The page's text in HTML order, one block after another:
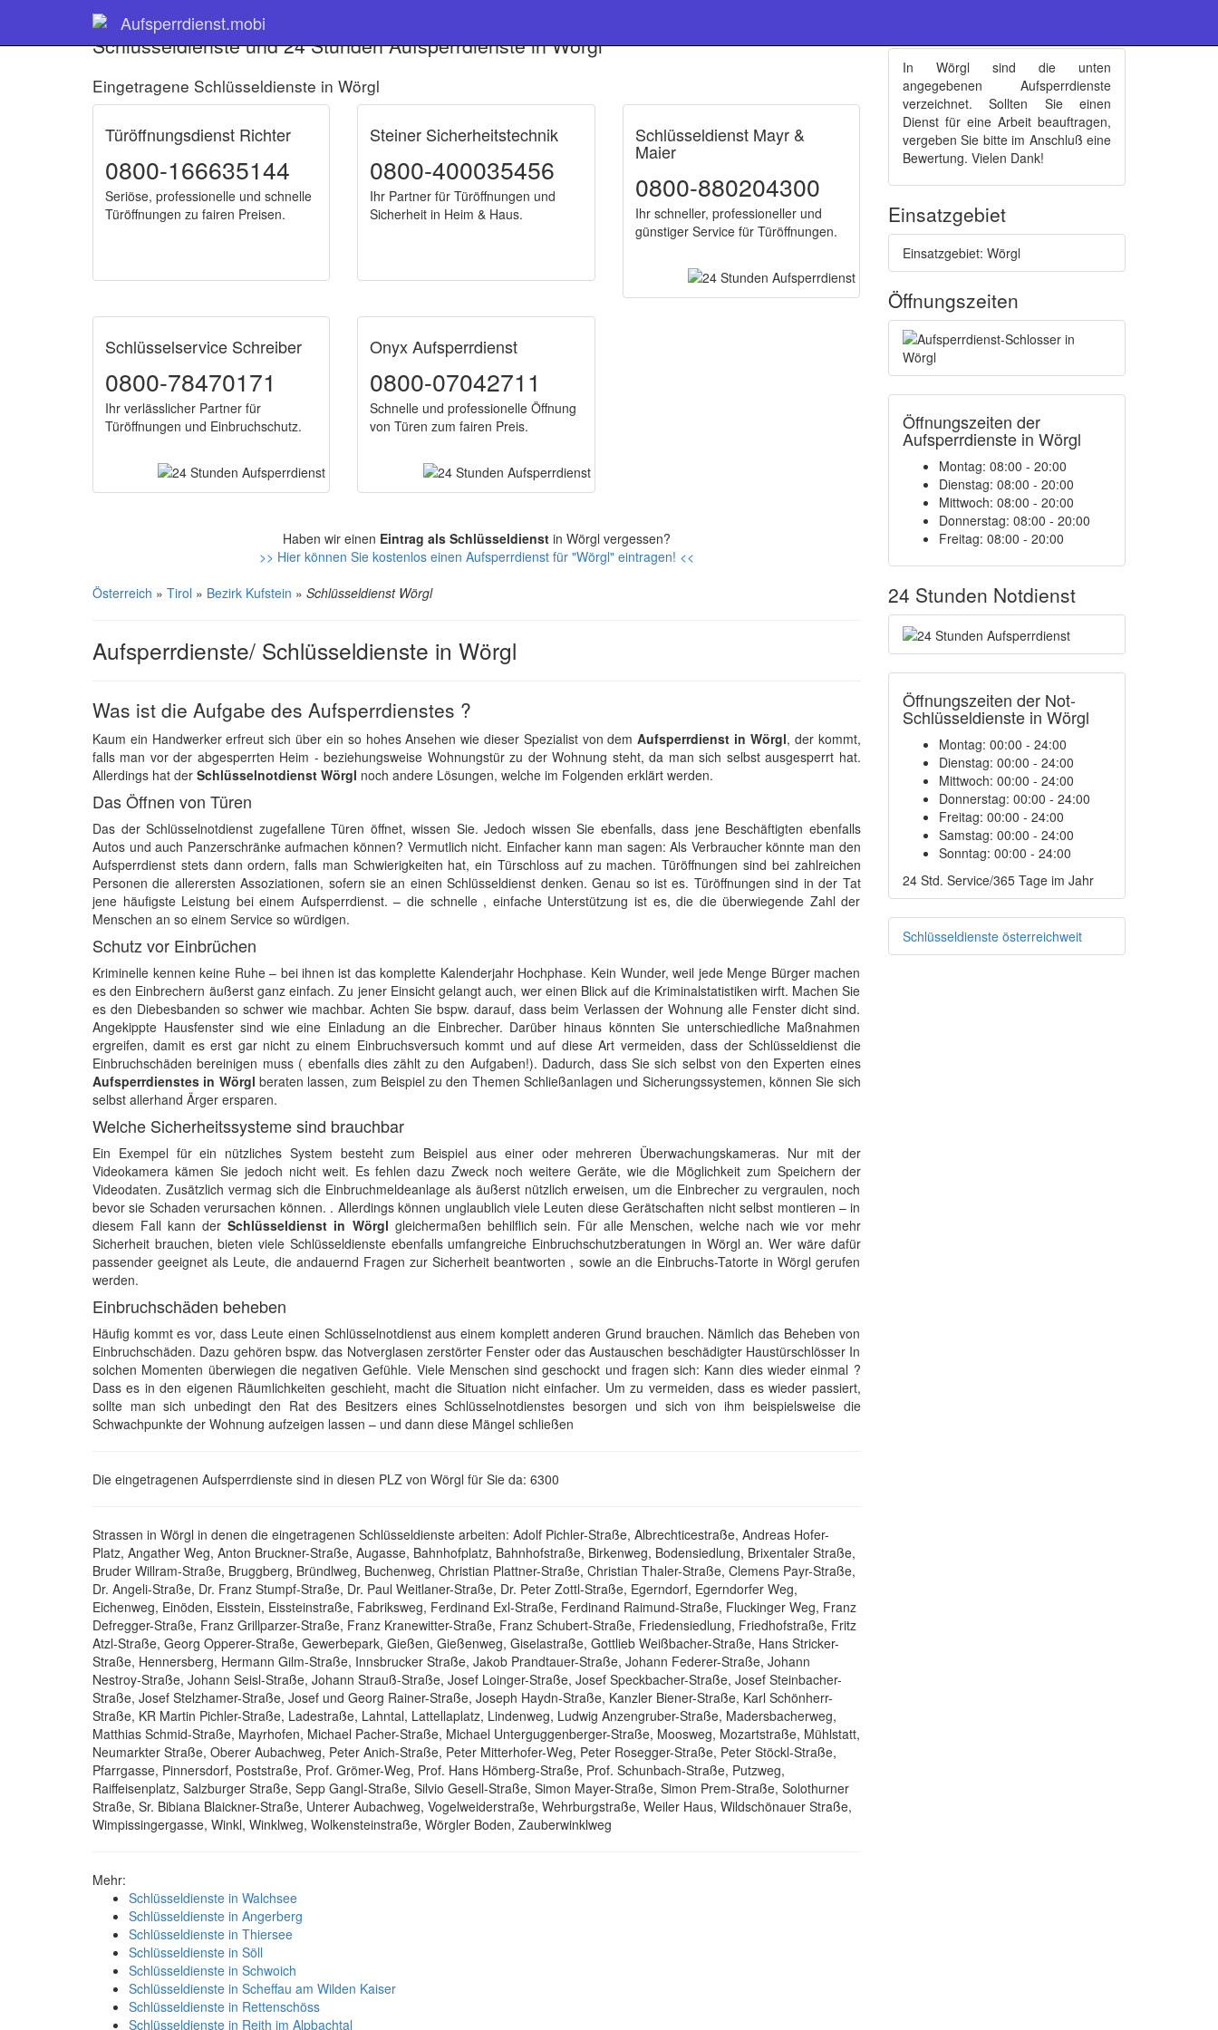
Aufsperrdienst.mobi
Schlüsseldienste und 24 Stunden Aufsperrdienste in Wörgl
Eingetragene Schlüsseldienste in Wörgl
Türöffnungsdienst Richter
0800-166635144
Seriöse, professionelle und schnelle
Türöffnungen zu fairen Preisen.
Steiner Sicherheitstechnik
0800-400035456
Ihr Partner für Türöffnungen und
Sicherheit in Heim & Haus.
Schlüsseldienst Mayr &
Maier
0800-880204300
Ihr schneller, professioneller und
günstiger Service für Türöffnungen.
Schlüsselservice Schreiber
0800-78470171
Ihr verlässlicher Partner für
Türöffnungen und Einbruchschutz.
Onyx Aufsperrdienst
0800-07042711
Schnelle und professionelle Öffnung
von Türen zum fairen Preis.
Haben wir einen Eintrag als Schlüsseldienstin Wörgl vergessen?
>> Hier können Sie kostenlos einen Aufsperrdienst für "Wörgl" eintragen! <<
Österreich » Tirol » Bezirk Kufstein » Schlüsseldienst Wörgl
Aufsperrdienste/ Schlüsseldienste in Wörgl
Was ist die Aufgabe des Aufsperrdienstes ?
Kaum ein Handwerker erfreut sich über ein so hohes Ansehen wie dieser Spezialist von demAufsperrdienst in Wörgl, der kommt,
falls man vor der abgesperrten Heim - beziehungsweise Wohnungstür zu der Wohnung steht, da man sich selbst ausgesperrt hat.
Allerdings hat der Schlüsselnotdienst Wörgl noch andere Lösungen, welche im Folgenden erklärt werden.
Das Öffnen von Türen
Das der Schlüsselnotdienst zugefallene Türen öffnet, wissen Sie. Jedoch wissen Sie ebenfalls, dass jene Beschäftigten ebenfalls
Autos und auch Panzerschränke aufmachen können? Vermutlich nicht. Einfacher kann man sagen: Als Verbraucher könnte man den
Aufsperrdienst stets dann ordern, falls man Schwierigkeiten hat, ein Türschloss auf zu machen. Türöffnungen sind bei zahlreichen
Personen die allerersten Assoziationen, sofern sie an einen Schlüsseldienst denken. Genau so ist es. Türöffnungen sind in der Tat
jene häufigste Leistung bei einem Aufsperrdienst. – die schnelle , einfache Unterstützung ist es, die die überwiegende Zahl der
Menschen an so einem Service so würdigen.
Schutz vor Einbrüchen
Kriminelle kennen keine Ruhe – bei ihnen ist das komplette Kalenderjahr Hochphase. Kein Wunder, weil jede Menge Bürger machen
es den Einbrechern äußerst ganz einfach. Zu jener Einsicht gelangt auch, wer einen Blick auf die Kriminalstatistiken wirft. Machen Sie
es den Diebesbanden so schwer wie machbar. Achten Sie bspw. darauf, dass beim Verlassen der Wohnung alle Fenster dicht sind.
Angekippte Hausfenster sind wie eine Einladung an die Einbrecher. Darüber hinaus könnten Sie unterschiedliche Maßnahmen
ergreifen, damit es erst gar nicht zu einem Einbruchsversuch kommt und auf diese Art vermeiden, dass der Schlüsseldienst die
Einbruchschäden bereinigen muss ( ebenfalls dies zählt zu den Aufgaben!). Dadurch, dass Sie sich selbst von den Experten eines
Aufsperrdienstes in Wörgl beraten lassen, zum Beispiel zu den Themen Schließanlagen und Sicherungssystemen, können Sie sich
selbst allerhand Ärger ersparen.
Welche Sicherheitssysteme sind brauchbar
Ein Exempel für ein nützliches System besteht zum Beispiel aus einer oder mehreren Überwachungskameras. Nur mit der
Videokamera kämen Sie jedoch nicht weit. Es fehlen dazu Zweck noch weitere Geräte, wie die Möglichkeit zum Speichern der
Videodaten. Zusätzlich vermag sich die Einbruchmeldeanlage als äußerst nützlich erweisen, um die Einbrecher zu vergraulen, noch
bevor sie Schaden verursachen können. . Allerdings können unglaublich viele Leuten diese Gerätschaften nicht selbst montieren – in
diesem Fall kann derSchlüsseldienst in Wörgl gleichermaßen behilflich sein. Für alle Menschen, welche nach wie vor mehr
Sicherheit brauchen, bieten viele Schlüsseldienste ebenfalls umfangreiche Einbruchschutzberatungen in Wörgl an. Wer wäre dafür
passender geeignet als Leute, die andauernd Fragen zur Sicherheit beantworten , sowie an die Einbruchs-Tatorte in Wörgl gerufen
werden.
Einbruchschäden beheben
Häufig kommt es vor, dass Leute einen Schlüsselnotdienst aus einem komplett anderen Grund brauchen. Nämlich das Beheben von
Einbruchschäden. Dazu gehören bspw. das Notverglasen zerstörter Fenster oder das Austauschen beschädigter Haustürschlösser In
solchen Momenten überwiegen die negativen Gefühle. Viele Menschen sind geschockt und fragen sich: Kann dies wieder einmal ?
Dass es in den eigenen Räumlichkeiten geschieht, macht die Situation nicht einfacher. Um zu vermeiden, dass es wieder passiert,
sollte man sich unbedingt den Rat des Besitzers eines Schlüsselnotdienstes besorgen und sich von ihm beispielsweise die
Schwachpunkte der Wohnung aufzeigen lassen – und dann diese Mängel schließen
Die eingetragenen Aufsperrdienste sind in diesen PLZ von Wörgl für Sie da: 6300
Strassen in Wörgl in denen die eingetragenen Schlüsseldienste arbeiten: Adolf Pichler-Straße, Albrechticestraße, Andreas Hofer-
Platz, Angather Weg, Anton Bruckner-Straße, Augasse, Bahnhofplatz, Bahnhofstraße, Birkenweg, Bodensiedlung, Brixentaler Straße,
Bruder Willram-Straße, Bruggberg, Bründlweg, Buchenweg, Christian Plattner-Straße, Christian Thaler-Straße, Clemens Payr-Straße,
Dr. Angeli-Straße, Dr. Franz Stumpf-Straße, Dr. Paul Weitlaner-Straße, Dr. Peter Zottl-Straße, Egerndorf, Egerndorfer Weg,
Eichenweg, Einöden, Eisstein, Eissteinstraße, Fabriksweg, Ferdinand Exl-Straße, Ferdinand Raimund-Straße, Fluckinger Weg, Franz
Defregger-Straße, Franz Grillparzer-Straße, Franz Kranewitter-Straße, Franz Schubert-Straße, Friedensiedlung, Friedhofstraße, Fritz
Atzl-Straße, Georg Opperer-Straße, Gewerbepark, Gießen, Gießenweg, Giselastraße, Gottlieb Weißbacher-Straße, Hans Stricker-
Straße, Hennersberg, Hermann Gilm-Straße, Innsbrucker Straße, Jakob Prandtauer-Straße, Johann Federer-Straße, Johann
Nestroy-Straße, Johann Seisl-Straße, Johann Strauß-Straße, Josef Loinger-Straße, Josef Speckbacher-Straße, Josef Steinbacher-
Straße, Josef Stelzhamer-Straße, Josef und Georg Rainer-Straße, Joseph Haydn-Straße, Kanzler Biener-Straße, Karl Schönherr-
Straße, KR Martin Pichler-Straße, Ladestraße, Lahntal, Lattellaplatz, Lindenweg, Ludwig Anzengruber-Straße, Madersbacherweg,
Matthias Schmid-Straße, Mayrhofen, Michael Pacher-Straße, Michael Unterguggenberger-Straße, Moosweg, Mozartstraße, Mühlstatt,
Neumarkter Straße, Oberer Aubachweg, Peter Anich-Straße, Peter Mitterhofer-Weg, Peter Rosegger-Straße, Peter Stöckl-Straße,
Pfarrgasse, Pinnersdorf, Poststraße, Prof. Grömer-Weg, Prof. Hans Hömberg-Straße, Prof. Schunbach-Straße, Putzweg,
Raiffeisenplatz, Salzburger Straße, Sepp Gangl-Straße, Silvio Gesell-Straße, Simon Mayer-Straße, Simon Prem-Straße, Solothurner
Straße, Sr. Bibiana Blaickner-Straße, Unterer Aubachweg, Vogelweiderstraße, Wehrburgstraße, Weiler Haus, Wildschönauer Straße,
Wimpissingergasse, Winkl, Winklweg, Wolkensteinstraße, Wörgler Boden, Zauberwinklweg
Mehr:
Schlüsseldienste in Walchsee
Schlüsseldienste in Angerberg
Schlüsseldienste in Thiersee
Schlüsseldienste in Söll
Schlüsseldienste in Schwoich
Schlüsseldienste in Scheffau am Wilden Kaiser
Schlüsseldienste in Rettenschöss
Schlüsseldienste in Reith im Alpbachtal
In Wörgl sind die unten
angegebenen Aufsperrdienste
verzeichnet. Sollten Sie einen
Dienst für eine Arbeit beauftragen,
vergeben Sie bitte im Anschluß eine
Bewertung. Vielen Dank!
Einsatzgebiet
Einsatzgebiet: Wörgl
Öffnungszeiten
Öffnungszeiten der
Aufsperrdienste in Wörgl
Montag: 08:00 - 20:00
Dienstag: 08:00 - 20:00
Mittwoch: 08:00 - 20:00
Donnerstag: 08:00 - 20:00
Freitag: 08:00 - 20:00
24 Stunden Notdienst
Öffnungszeiten der Not-
Schlüsseldienste in Wörgl
Montag: 00:00 - 24:00
Dienstag: 00:00 - 24:00
Mittwoch: 00:00 - 24:00
Donnerstag: 00:00 - 24:00
Freitag: 00:00 - 24:00
Samstag: 00:00 - 24:00
Sonntag: 00:00 - 24:00
24 Std. Service/365 Tage im Jahr
Schlüsseldienste österreichweit